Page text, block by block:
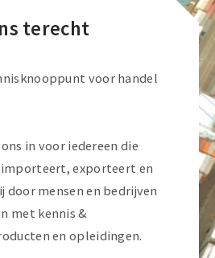
terecht
voor handel
in voor iedereen die
exporteert en
door mensen en bedrijven
met kennis &
en opleidingen.